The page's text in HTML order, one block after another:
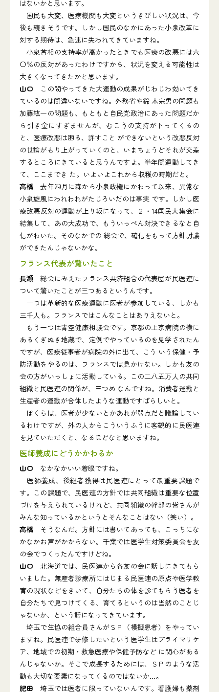
はないかと思います。
国民も大変、医療機関も大変というきびしい状況は、今
後も続きそうです。しかし国民のなかにあった小泉改革に
対する期待は、急速に失われてきていますね。
小泉首相の支持率が高かったときでも医療の改悪には六
〇％の反対があったわけですから、状況を変える可能性は
大きくなってきたかと思います。
山口 この間やってきた大運動の成果がじわじわ効いてき
ているのは間違いないですね。外務省や鈴 木宗男の問題も
加藤紘一の問題も、もともと自民党政治にあった問題だか
ら引き金にすぎませんが、むこうの支持が下ってくるの
と、医療改悪は困る、許すこと ができないという改悪反対
の世論がもり上がっていくのと、いまちょうどそれが交差
するところにきていると思うんですよ。半年間運動してき
て、ここまでき た。いよいよこれから収穫の時期だと。
高橋 去年四月に森から小泉政権にかわって以来、異常な
小泉旋風にわれわれがたじろいだのは事実 です。しかし医
療改悪反対の運動が上り坂になって、２・14国民大集会に
結集して、あの大成功で、もういっぺん対決できるなと自
信がわいた。そのなかでの 総会で、確信をもって方針討議
ができたんじゃないかな。
フランス代表が驚いたこと
長瀬 総会にみえたフランス共済組合の代表団が民医連に
ついて驚いたことが三つあるというんです。
一つは革新的な医療運動に医者が参加している、しかも
三千人も。フランスではこんなことはありえないと。
もう一つは青空健康相談会です。京都の上京病院の横に
あるくぎぬき地蔵で、定例でやっているのを見学されたん
ですが、医療従事者が病院の外に出て、こう いう保健・予
防活動をやるのは、フランスでは見かけない。しかも友の
会の方がいっしょに活動している。この二八五万人の共同
組織と民医連の関係が、三つめ なんですね。消費者運動と
生産者の運動が合体したような運動ですばらしいと。
ぼくらは、医者が少ないとかあれが弱点だと議論してい
るわけですが、外の人からこういうふうに客観的に民医連
を見ていただくと、なるほどなと思いますね。
医師養成にどうかかわるか
山口 なかなかいい着眼ですね。
医師養成、後継者獲得は民医連にとって最重要課題で
す。この課題で、民医連の方針では共同組織は重要な位置
づけを与えられているけれど、共同組織の幹部の皆さんが
みんな知っているかというとそんなことはない（笑い）。
高橋 そうなんだ。方針には書いてあっても、こっちにな
かなかお声がかからない。千葉では医学生対策委員会を友
の会でつくったんですけどね。
山口 北海道では、民医連から各友の会に話しにきてもら
いました。無産者診療所にはじまる民医連の原点や医学教
育の現状などをきいて、自分たちの体を診てもらう医者を
自分たちで見つけてくる、育てるというのは当然のことじ
ゃないか、という話になってきています。
埼玉で生協の組合員さんがＳＰ（模擬患者）をやってい
ますね。民医連で研修したいという医学生はプライマリケ
ア、地域での初期・救急医療や保健予防など に関心がある
んじゃないか。そこで成長するためには、ＳＰのような活
動も大切な要素になってくるのではないか…。
肥田 埼玉では医者に限っていないんです。看護婦も薬剤